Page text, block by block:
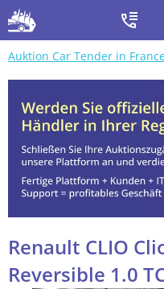
Auktion Car Tender in
Renault CLIO
Reversible 1.0